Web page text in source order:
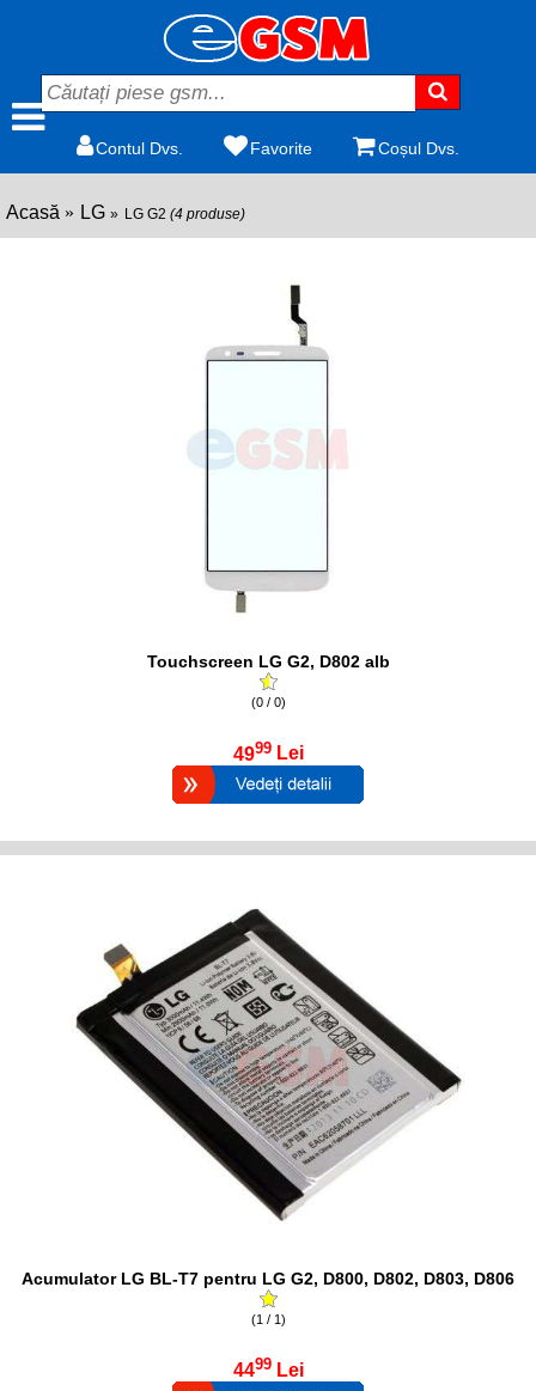
Contul Dvs. Favorite Coșul Dvs.
Acasă LG LG G2 (4 produse)
Touchscreen LG G2, D802 alb
(0 / 0)
4999 Lei
Acumulator LG BL-T7 pentru LG G2, D800, D802, D803, D806
(1 / 1)
4499 Lei